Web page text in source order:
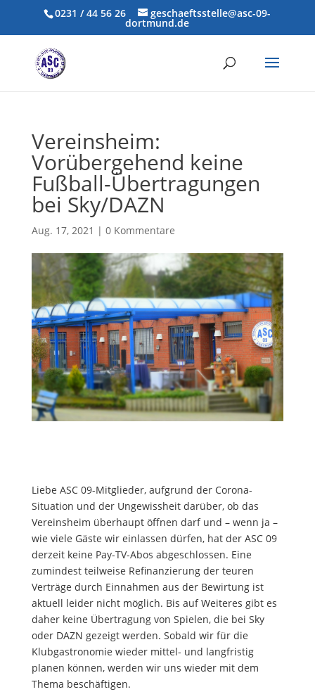
0231 / 44 56 26 geschaeftsstelle@asc-09-
dortmund.de
Vereinsheim:
Vorübergehend keine
Fußball-Übertragungen
bei Sky/DAZN
Aug. 17, 2021 | 0 Kommentare
Liebe ASC 09-Mitglieder, aufgrund der Corona-
Situation und der Ungewissheit darüber, ob das
Vereinsheim überhaupt öffnen darf und – wenn ja –
wie viele Gäste wir einlassen dürfen, hat der ASC 09
derzeit keine Pay-TV-Abos abgeschlossen. Eine
zumindest teilweise Refinanzierung der teuren
Verträge durch Einnahmen aus der Bewirtung ist
aktuell leider nicht möglich. Bis auf Weiteres gibt es
daher keine Übertragung von Spielen, die bei Sky
oder DAZN gezeigt werden. Sobald wir für die
Klubgastronomie wieder mittel- und langfristig
planen können, werden wir uns wieder mit dem
Thema beschäftigen.